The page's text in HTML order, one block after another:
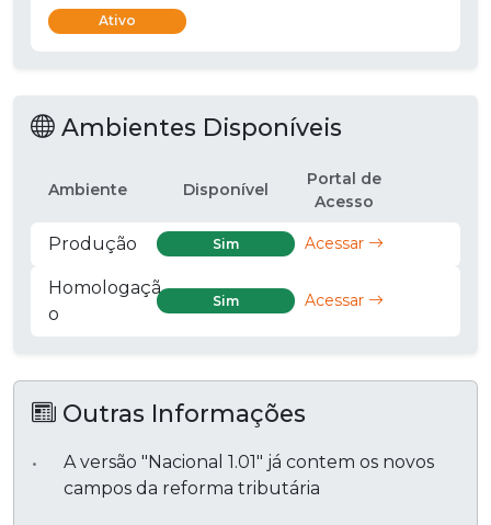
Ativo
Ambientes Disponíveis
Ambiente Disponível
Portal de
Acesso
Produção Sim Acessar
Homologaçã
o
Sim Acessar
Outras Informações
A versão "Nacional 1.01" já contem os novos
campos da reforma tributária